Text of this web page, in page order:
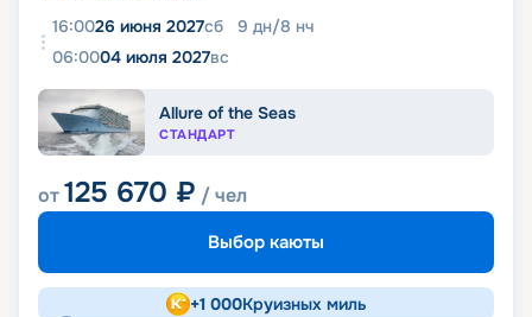
16:0026 июня 2027сб 9 дн/8 нч
06:0004 июля 2027вс
Allure of the Seas
СТАНДАРТ
от125 670 ₽ / чел
Выбор каюты
+1 000Круизных миль